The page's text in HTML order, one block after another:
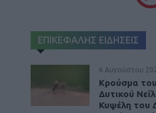
ΕΠΙΚΕΦΑΛΗΣ ΕΙΔΗΣΕΙΣ
6 Αυγούστου
Κρούσμα
Δυτικού
Κυψέλη του